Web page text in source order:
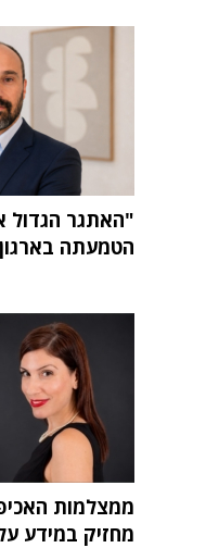
הטמעתה
ממצלמות
מחזיק במידע